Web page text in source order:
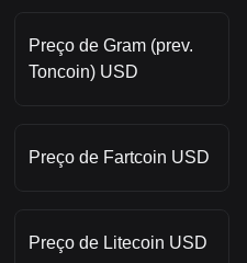
Preço de Gram (prev.
Toncoin) USD
Preço de Fartcoin USD
Preço de Litecoin USD